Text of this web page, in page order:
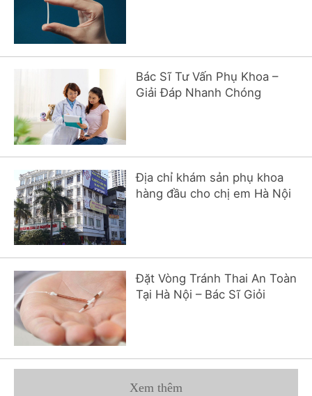
Bác Sĩ Tư Vấn Phụ Khoa –
Giải Đáp Nhanh Chóng
Địa chỉ khám sản phụ khoa
hàng đầu cho chị em Hà Nội
Đặt Vòng Tránh Thai An Toàn
Tại Hà Nội – Bác Sĩ Giỏi
Xem thêm